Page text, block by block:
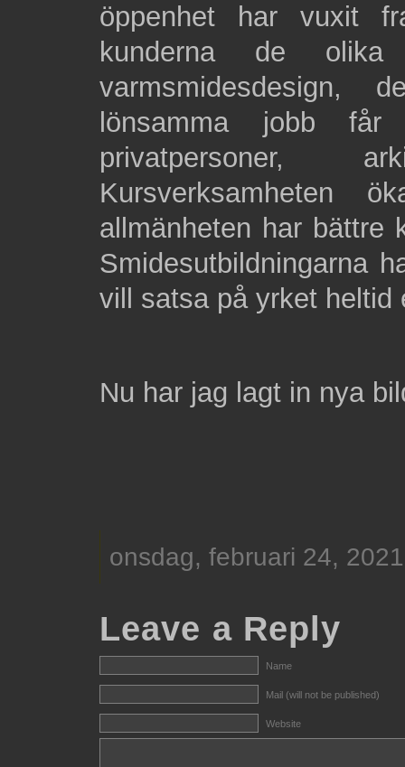
öppenhet har vuxit
kunderna de olika
varmsmidesdesign,
lönsamma jobb
privatpersoner,
Kursverksamheten
allmänheten har bättre
Smidesutbildningarna
vill satsa på yrket heltid
Nu har jag lagt in nya
onsdag, februari 24,
Leave a Reply
Name
Mail (will not be published)
Website